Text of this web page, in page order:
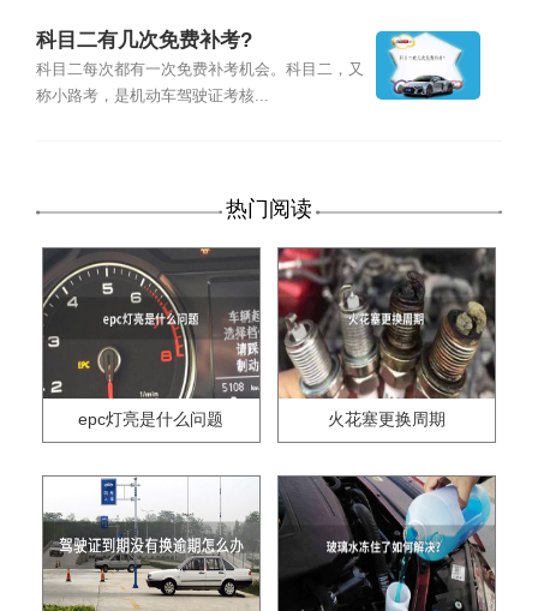
科目二有几次免费补考?
科目二每次都有一次免费补考机会。科目二，又
称小路考，是机动车驾驶证考核...
热门阅读
epc灯亮是什么问题 火花塞更换周期